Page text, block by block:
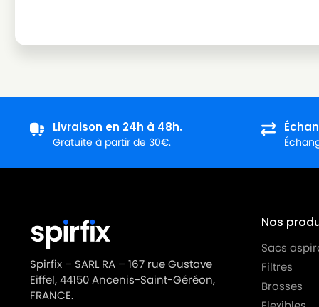
MIELE
MIELE ALLERGY CONTROL S400
MIELE
MIELE ALLERGY CONTROL S600
MIELE
MIELE ALLERGY HEPA
MIELE
MIELE
MIELE ALLERGY STOP
MIELE
MIELE ALLERGYCO S157
Livraison en 24h à 48h.
Gratuite à partir de 30€.
Spirfix – SARL RA – 167 rue Gustave
Eiffel, 44150 Ancenis-Saint-Géréon,
FRANCE.
Nos
Sacs
Filtres
Brosses